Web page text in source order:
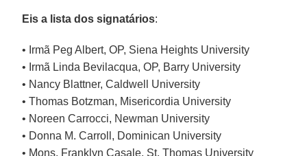
Eis a lista dos signatários:
• Irmã Peg Albert, OP, Siena Heights University
• Irmã Linda Bevilacqua, OP, Barry University
• Nancy Blattner, Caldwell University
• Thomas Botzman, Misericordia University
• Noreen Carrocci, Newman University
• Donna M. Carroll, Dominican University
• Mons. Franklyn Casale, St. Thomas University